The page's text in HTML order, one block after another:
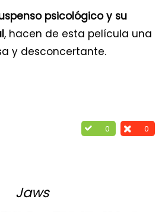
psicológico y su
, hacen de esta película una
y desconcertante.
0 0
Jaws